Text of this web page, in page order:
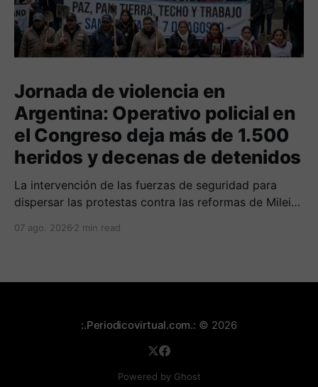
Jornada de violencia en
Argentina: Operativo policial en
el Congreso deja más de 1.500
heridos y decenas de detenidos
La intervención de las fuerzas de seguridad para
dispersar las protestas contra las reformas de Milei
de elementos antidisturbios frente a la sede
07 ago. 2026 2 min read
:.Periodicovirtual.com.: © 2026
Powered by Ghost